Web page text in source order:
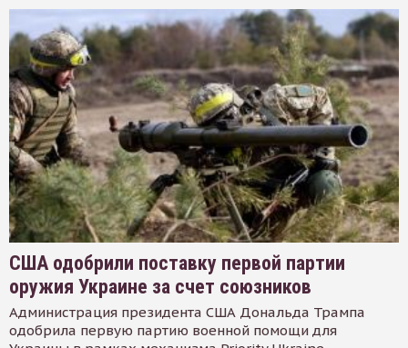
США одобрили поставку первой партии
оружия Украине за счет союзников
Администрация президента США Дональда Трампа
одобрила первую партию военной помощи для